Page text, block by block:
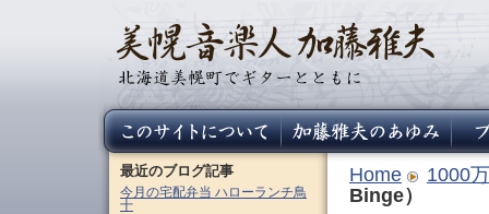
Home
1000
Binge）
最近のブログ記事
今月の宅配弁当 ハローランチ鳥
十